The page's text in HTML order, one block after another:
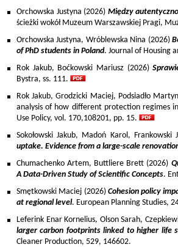
Orchowska Justyna (2026) Między
ścieżki wokół Muzeum Warszawskiej Pragi,
Orchowska Justyna, Wróblewska Nina (2026)
of PhD students in Poland. Journal of Housing
Rok Jakub, Boćkowski Mariusz (2026)
Bystra, ss. 111.
Rok Jakub, Grodzicki Maciej, Podsiadło
analysis of how different protection regimes
Use Policy, vol. 170,108201, pp. 15.
Sokołowski Jakub, Madoń Karol,
uptake. Evidence from a large-scale
Chumachenko Artem, Buttliere Brett (2026)
A Data-Driven Study of Scientific Concepts.
Smętkowski Maciej (2026) Cohesion policy
at regional level. European Planning Studies,
Leferink Enar Kornelius, Olson Sarah,
larger carbon footprints linked to higher life
Cleaner Production, 529, 146602.